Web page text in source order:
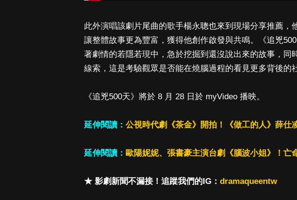
此外演唱該劇片尾曲的歌手楊永聰也來到現場分享推薦，
讓整體故事更為豐富，獲得他創作啟發與共鳴。《追兇
著劇情的若隱若現中，急於挖掘到還沒說出來的故事，同
線索，這是考驗觀眾是否能在燒腦過程的看見更多背後的
《追兇500天》將於 8 月 28 日於 myVideo 播映。
延伸閱讀： 公視時代劇《茶金》開拍！《做工的人》薛仕
延伸閱讀： 歐陽妮妮、張書豪主演台劇《腦波小姐》！亡
★ 影劇新聞不漏接！追蹤我們的IG： dramaqueentw